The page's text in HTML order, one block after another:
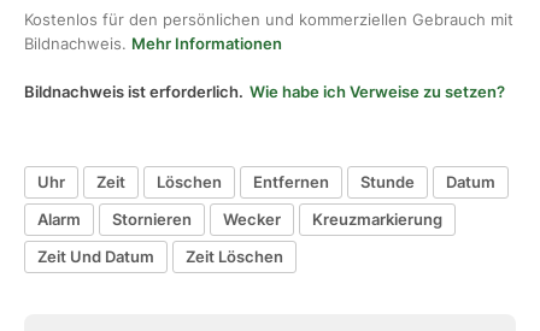
Kostenlos für den persönlichen und kommerziellen Gebrauch mit
Bildnachweis. Mehr Informationen
Bildnachweis ist erforderlich. Wie habe ich Verweise zu setzen?
Uhr Zeit Löschen Entfernen Stunde
Datum
Alarm
Stornieren Wecker
Kreuzmarkierung
Zeit Und Datum
Zeit Löschen